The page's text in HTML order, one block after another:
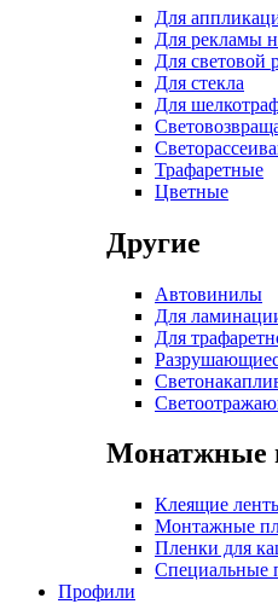
Для
Для рекламы
Для световой
Для стекла
Для
Трафаретные
Цветные
Другие
Автовинилы
Для
Для
Монатжные
Клеящие
Монтажные
Пленки для
Специальные
Профили